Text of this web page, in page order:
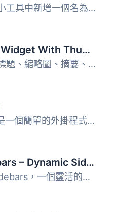
此外掛可在每個小工具中新增一個名為 "Widget logic" 的額外...
Recent Posts Widget With Thumbnails
列出最新的文章標題、縮略圖、摘要、作者、類別、日期等等！ ...
Image Widget 是一個簡單的外掛程式，利用 WordPress 原生媒...
Custom Sidebars – Dynamic Sidebar Classic Widget Area Manager
使用 Custom Sidebars，一個靈活的小工具管理器，在您的網站...